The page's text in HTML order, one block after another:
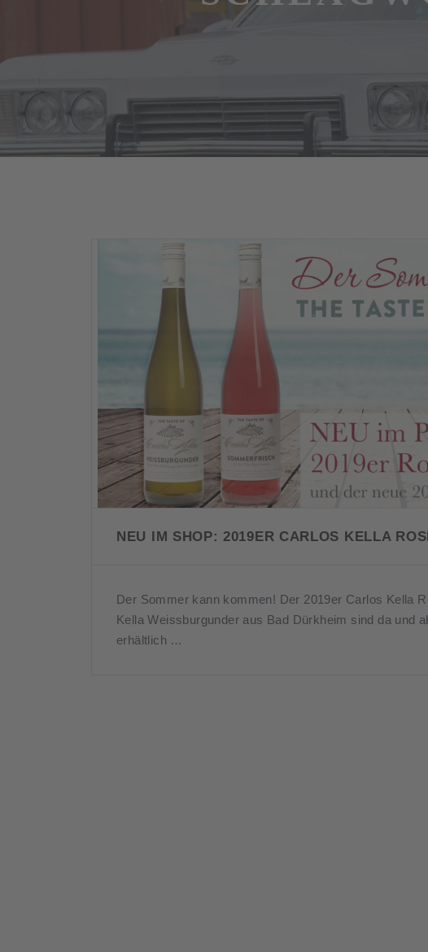
NEU IM SHOP: 2019ER CARLOS KELLA
Der Sommer kann kommen! Der 2019er Carlos Kella
Kella Weissburgunder aus Bad Dürkheim sind da und
erhältlich …